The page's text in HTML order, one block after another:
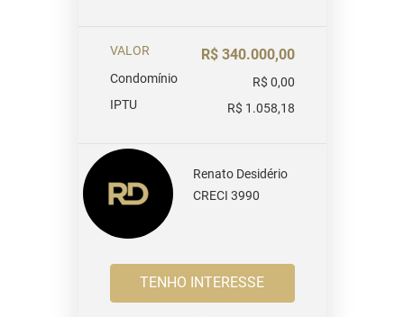
VALOR R$ 340.000,00
Condomínio
R$ 0,00
IPTU
R$ 1.058,18
Renato Desidério
CRECI 3990
TENHO INTERESSE